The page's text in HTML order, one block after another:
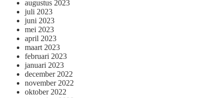
augustus 2023
juli 2023
juni 2023
mei 2023
april 2023
maart 2023
februari 2023
januari 2023
december 2022
november 2022
oktober 2022